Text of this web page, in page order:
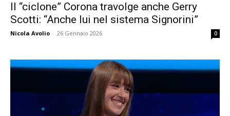
Il “ciclone” Corona travolge anche Gerry
Scotti: “Anche lui nel sistema Signorini”
Nicola Avolio - 26 Gennaio 2026 0